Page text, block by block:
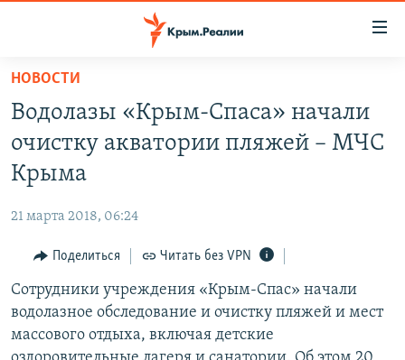
Вернуться
основному
содержанию
Вернутся
главной
навигации
Вернутся
поиску
СПЕЦПРОЕКТЫ
11 ЛЕТ ОККУПАЦИИ КРЫМА. 11 ИСТОРИЙ СОПРОТИВЛЕНИЯ
ВОДА
ЕЩЕ
ИНТЕРАКТИВ
ИНФОГРАФИКА
ТЕЛЕПРОЕКТ КРЫМ.РЕАЛИИ
СОВЕТЫ ПРАВОЗАЩИТНИКОВ
РАДІО СВОБОДА
КАК ОБОЙТИ БЛОКИРОВКУ
Українською
НОВОСТИ
Водолазы «Крым-Спаса» начали
очистку акватории пляжей – МЧС
Крыма
21 марта 2018, 06:24
Поделиться Читать без VPN
Сотрудники учреждения «Крым-Спас» начали
водолазное обследование и очистку пляжей и мест
массового отдыха, включая детские